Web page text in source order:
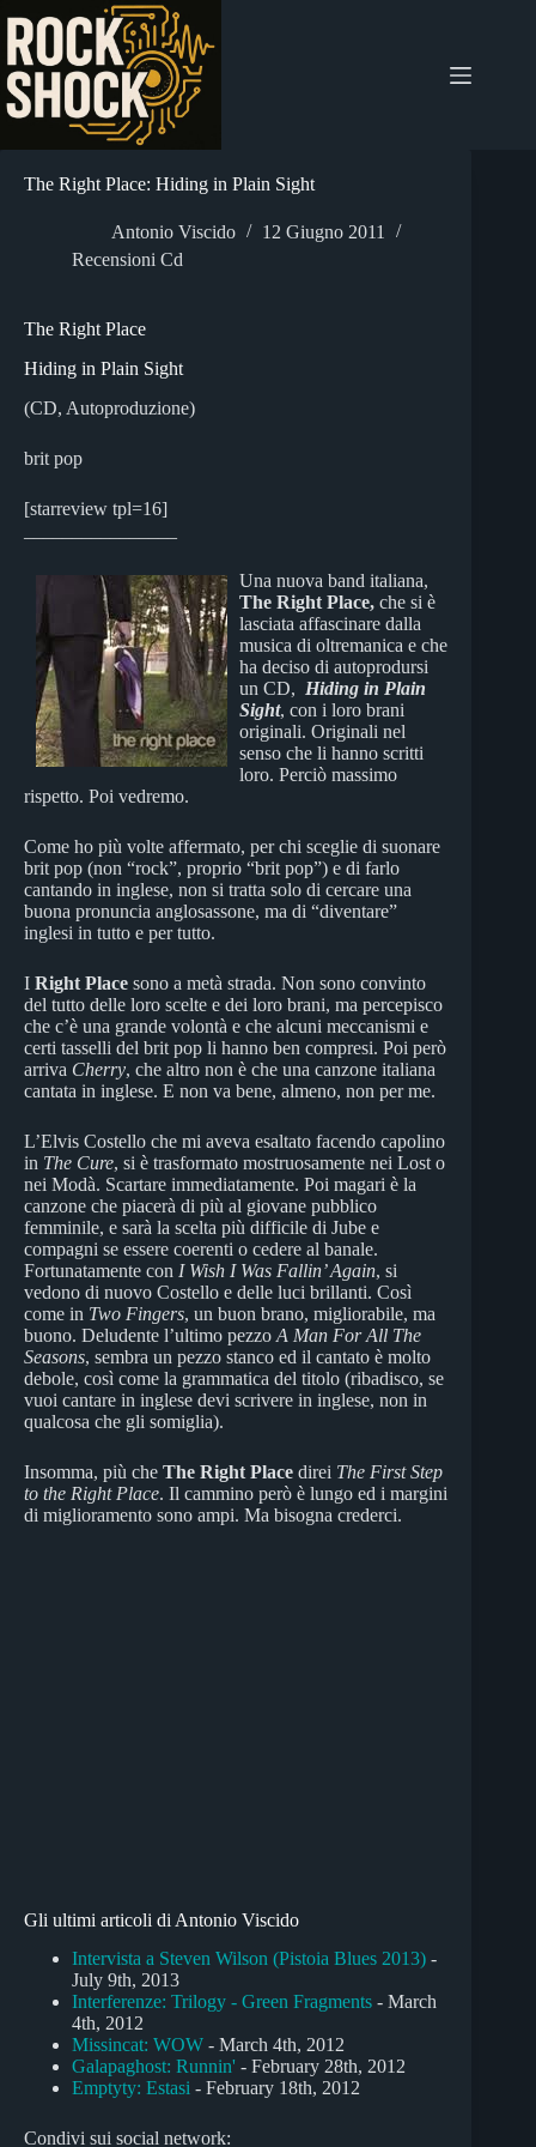
contenuto
The Right Place: Hiding in Plain Sight
Antonio Viscido
12 Giugno 2011
Recensioni Cd
The Right Place
Hiding in Plain Sight
(CD, Autoproduzione)
brit pop
[starreview tpl=16]
Una nuova band italiana,
The Right Place, che si è
lasciata affascinare dalla
musica di oltremanica e che
ha deciso di autoprodursi
un CD, Hiding in Plain
Sight, con i loro brani
originali. Originali nel
senso che li hanno scritti
loro. Perciò massimo
rispetto. Poi vedremo.
Come ho più volte affermato, per chi sceglie di suonare
brit pop (non “rock”, proprio “brit pop”) e di farlo
cantando in inglese, non si tratta solo di cercare una
buona pronuncia anglosassone, ma di “diventare”
inglesi in tutto e per tutto.
I Right Place sono a metà strada. Non sono convinto
del tutto delle loro scelte e dei loro brani, ma percepisco
che c’è una grande volontà e che alcuni meccanismi e
certi tasselli del brit pop li hanno ben compresi. Poi però
arriva Cherry, che altro non è che una canzone italiana
cantata in inglese. E non va bene, almeno, non per me.
L’Elvis Costello che mi aveva esaltato facendo capolino
in The Cure, si è trasformato mostruosamente nei Lost o
nei Modà. Scartare immediatamente. Poi magari è la
canzone che piacerà di più al giovane pubblico
femminile, e sarà la scelta più difficile di Jube e
compagni se essere coerenti o cedere al banale.
Fortunatamente con I Wish I Was Fallin’ Again, si
vedono di nuovo Costello e delle luci brillanti. Così
come in Two Fingers, un buon brano, migliorabile, ma
buono. Deludente l’ultimo pezzo A Man For All The
Seasons, sembra un pezzo stanco ed il cantato è molto
debole, così come la grammatica del titolo (ribadisco, se
vuoi cantare in inglese devi scrivere in inglese, non in
qualcosa che gli somiglia).
Insomma, più che The Right Place direi The First Step
to the Right Place. Il cammino però è lungo ed i margini
di miglioramento sono ampi. Ma bisogna crederci.
Gli ultimi articoli di Antonio Viscido
Intervista a Steven Wilson (Pistoia Blues 2013) -
July 9th, 2013
Interferenze: Trilogy - Green Fragments - March
4th, 2012
Missincat: WOW - March 4th, 2012
Galapaghost: Runnin' - February 28th, 2012
Emptyty: Estasi - February 18th, 2012
Condivi sui social network: